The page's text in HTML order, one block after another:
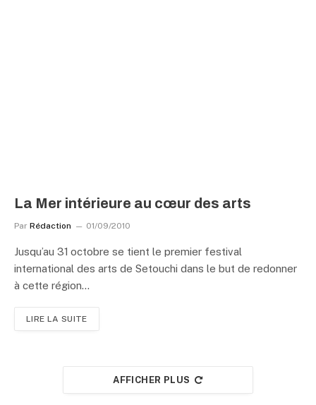
La Mer intérieure au cœur des arts
Par Rédaction 01/09/2010
Jusqu’au 31 octobre se tient le premier festival
international des arts de Setouchi dans le but de redonner
à cette région…
LIRE LA SUITE
AFFICHER PLUS